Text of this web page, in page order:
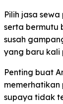
Pilih jasa
serta bermutu
susah
yang baru kali
Penting buat
memerhatikan
supaya tidak